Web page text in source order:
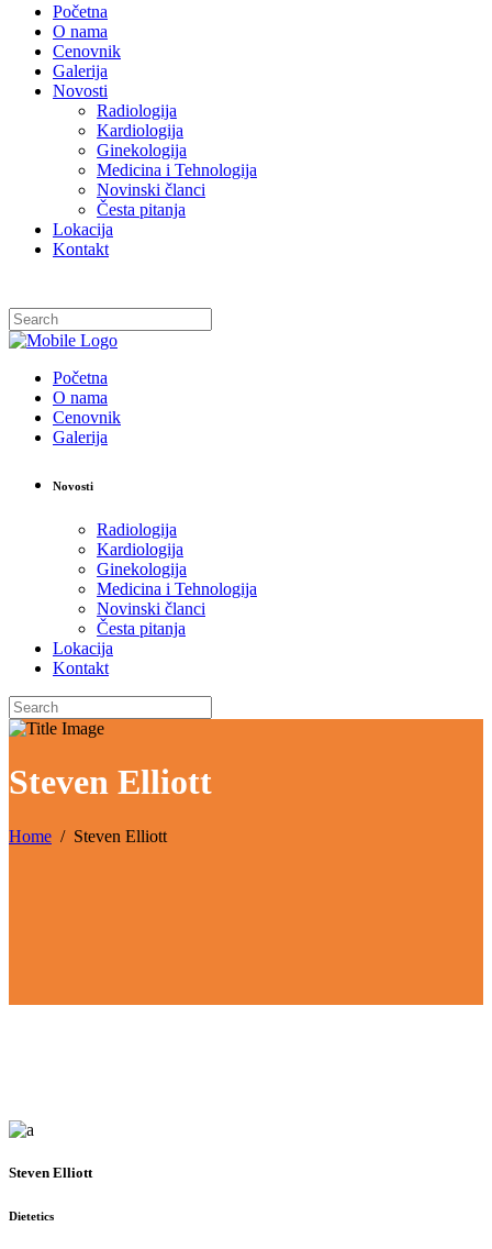
Početna
O nama
Cenovnik
Galerija
Novosti
Radiologija
Kardiologija
Ginekologija
Medicina i Tehnologija
Novinski članci
Česta pitanja
Lokacija
Kontakt
Početna
O nama
Cenovnik
Galerija
Novosti
Radiologija
Kardiologija
Ginekologija
Medicina i Tehnologija
Novinski članci
Česta pitanja
Lokacija
Kontakt
Steven Elliott
Home / Steven Elliott
Steven Elliott
Dietetics